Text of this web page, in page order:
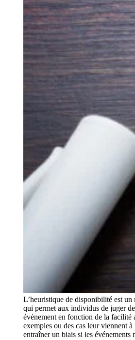
L’heuristique de disponibilité est un
qui permet aux individus de juger
événement en fonction de la facilité
exemples ou des cas leur viennent
entraîner un biais si les événements